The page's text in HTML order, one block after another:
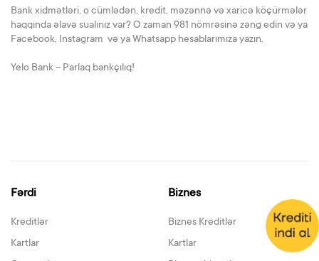
Bank xidmətləri, o cümlədən, kredit, məzənnə və xaricə köçürmələr
haqqında əlavə sualınız var? O zaman 981 nömrəsinə zəng edin və ya
Facebook, Instagram və ya Whatsapp hesablarımıza yazın.
Yelo Bank – Parlaq bankçılıq!
Fərdi
Kreditlər
Kartlar
Biznes
Biznes Kreditlər
Kartlar